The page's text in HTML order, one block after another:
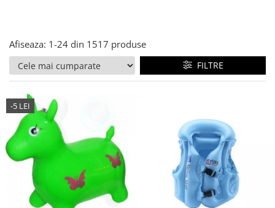
Afiseaza: 1-24 din 1517 produse
FILTRE
-5 LEI